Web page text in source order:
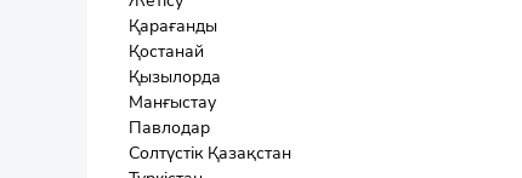
Қарағанды
Қостанай
Қызылорда
Манғыстау
Павлодар
Солтүстік Қазақстан